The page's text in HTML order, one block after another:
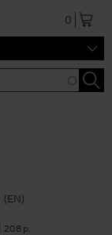
0
(EN)
208